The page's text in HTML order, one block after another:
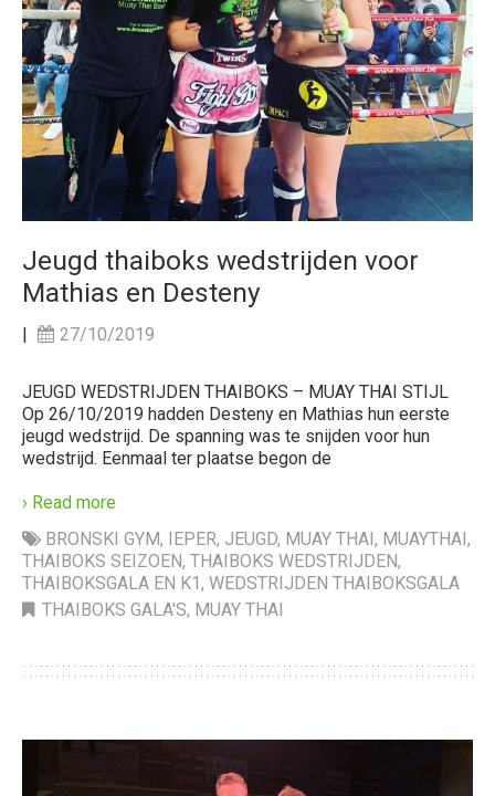
Jeugd thaiboks wedstrijden voor
Mathias en Desteny
| 27/10/2019
JEUGD WEDSTRIJDEN THAIBOKS – MUAY THAI STIJL
Op 26/10/2019 hadden Desteny en Mathias hun eerste
jeugd wedstrijd. De spanning was te snijden voor hun
wedstrijd. Eenmaal ter plaatse begon de
› Read more
BRONSKI GYM, IEPER, JEUGD, MUAY THAI, MUAYTHAI,
THAIBOKS SEIZOEN, THAIBOKS WEDSTRIJDEN,
THAIBOKSGALA EN K1, WEDSTRIJDEN THAIBOKSGALA
THAIBOKS GALA'S, MUAY THAI